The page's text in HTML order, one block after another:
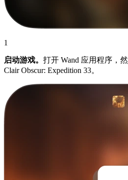
1
启动游戏。 打开 Wand 应用程序，
Clair Obscur: Expedition 33。